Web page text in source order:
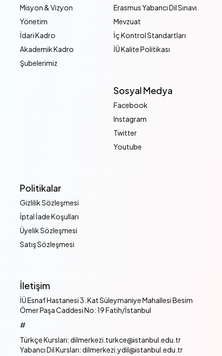
Misyon & Vizyon
Yönetim
İdari Kadro
Akademik Kadro
Şubelerimiz
Erasmus Yabancı Dil Sınavı
Mevzuat
İç Kontrol Standartları
İÜ Kalite Politikası
Sosyal Medya
Facebook
Instagram
Twitter
Youtube
Politikalar
Gizlilik Sözleşmesi
İptal İade Koşulları
Üyelik Sözleşmesi
Satış Sözleşmesi
İletişim
İÜ Esnaf Hastanesi 3. Kat Süleymaniye Mahallesi Besim
Ömer Paşa Caddesi No: 19 Fatih/İstanbul
#
Türkçe Kursları: dilmerkezi.turkce@istanbul.edu.tr
Yabancı Dil Kursları: dilmerkezi.ydil@istanbul.edu.tr